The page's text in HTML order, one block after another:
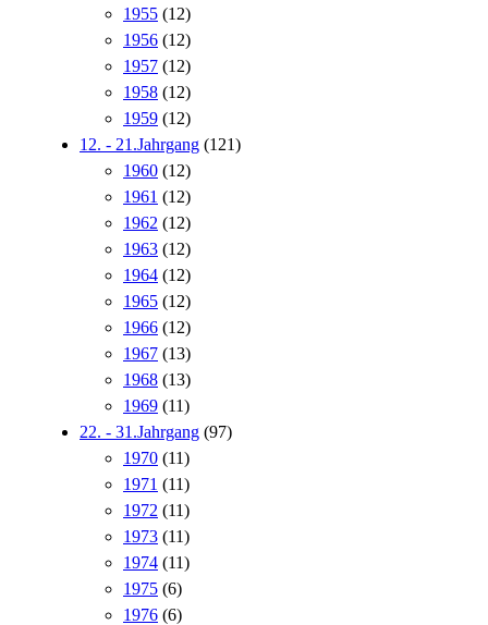
1955 (12)
1956 (12)
1957 (12)
1958 (12)
1959 (12)
12. - 21.Jahrgang (121)
1960 (12)
1961 (12)
1962 (12)
1963 (12)
1964 (12)
1965 (12)
1966 (12)
1967 (13)
1968 (13)
1969 (11)
22. - 31.Jahrgang (97)
1970 (11)
1971 (11)
1972 (11)
1973 (11)
1974 (11)
1975 (6)
1976 (6)